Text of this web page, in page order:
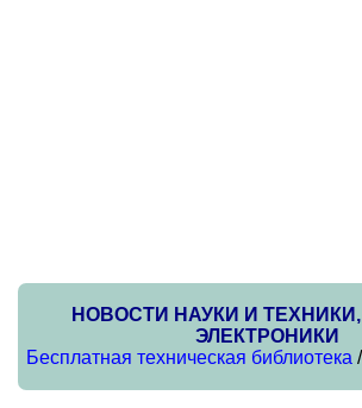
НОВОСТИ НАУКИ И
ЭЛЕКТРОНИКИ
Бесплатная техническая библиотека /